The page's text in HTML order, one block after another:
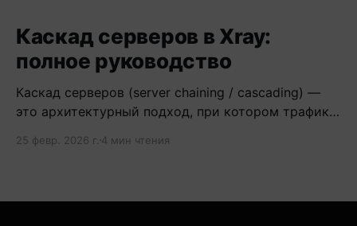
Каскад серверов в Xray:
полное руководство
Каскад серверов (server chaining / cascading) —
это архитектурный подход, при котором трафик
серверов.
25 февр. 2026 г. 4 мин чтения